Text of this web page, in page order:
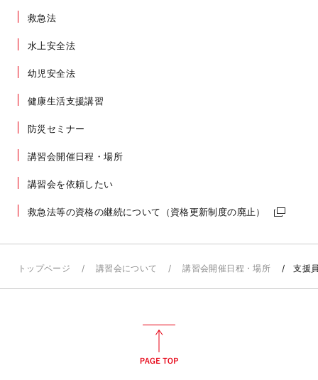
救急法
水上安全法
幼児安全法
健康生活支援講習
防災セミナー
講習会開催日程・場所
講習会を依頼したい
救急法等の資格の継続について（資格更新制度の廃止）
トップページ 講習会について 講習会開催日程・場所 支援